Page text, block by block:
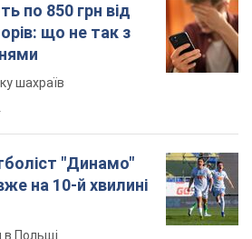
по 850 грн від
що не так з
шахраїв
"Динамо"
на 10-й хвилині
в Польщі